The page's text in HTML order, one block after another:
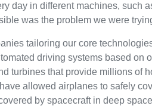
day in different machines, such
was the problem we were
tailoring our core
driving systems based on
turbines that provide millions of
allowed airplanes to safely
by spacecraft in deep